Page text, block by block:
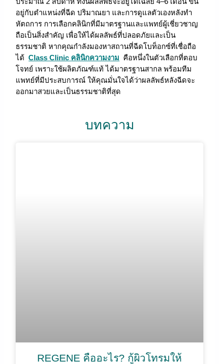
อยู่กับตำแหน่งที่ฉีด ปริมาณยา และการดูแลตัวเองหลังทำ
หัตถการ การเลือกคลินิกที่มีมาตรฐานและแพทย์ผู้เชี่ยวชาญ
ถือเป็นสิ่งสำคัญ เพื่อให้ได้ผลลัพธ์ที่ปลอดภัยและเป็น
ธรรมชาติ หากคุณกำลังมองหาสถานที่ฉีดโบท็อกซ์ที่เชื่อถือ
ได้Class Clinic คลินิกความงาม คือหนึ่งในตัวเลือกที่ตอบ
โจทย์ เพราะใช้ผลิตภัณฑ์แท้ ได้มาตรฐานสากล พร้อมทีม
แพทย์ที่มีประสบการณ์ ให้คุณมั่นใจได้ว่าผลลัพธ์หลังฉีดจะ
ออกมาสวยและเป็นธรรมชาติที่สุด
บทความ
REGENE คืออะไร? กู้ผิวโทรมให้